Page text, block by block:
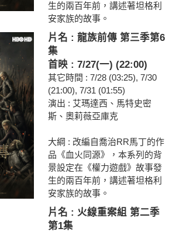
生的兩百年前，講述著坦格利
安家族的故事。
片名 : 龍族前傳 第三季第6
集
首映 : 7/27(一) (22:00)
其它時間 : 7/28 (03:25), 7/30
(21:00), 7/31 (01:55)
演出 : 艾瑪達西、馬特史密
斯、奧莉薇亞庫克
大綱 : 改編自喬治RR馬丁的作
品《血火同源》，本系列的背
景設定在《權力遊戲》故事發
生的兩百年前，講述著坦格利
安家族的故事。
片名 : 火線重案組 第二季
第1集